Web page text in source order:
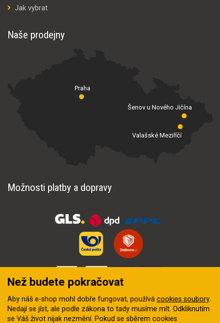
Jak vybrat
Naše prodejny
Praha
Valašské Meziříčí
Šenov u Nového Jičína
Možnosti platby a dopravy
Než budete pokračovat
Aby náš e-shop mohl dobře fungovat, používá cookies soubory.
Nedají se jíst, ale podle zákona to tady musíme mít. Odkliknutím
se Váš život nijak nezmění. Pokud se sběrem cookies